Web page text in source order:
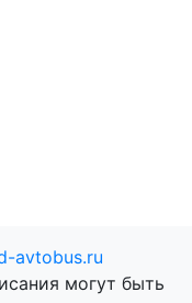
avtobus.ru
могут быть